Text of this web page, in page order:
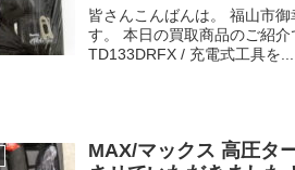
皆さんこんばんは。 福山市
す。 本日の買取商品のご紹
TD133DRFX / 充電式工具を...
MAX/マックス 高圧タ